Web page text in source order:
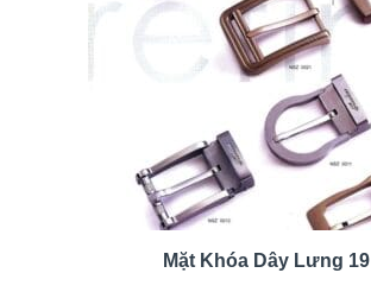
Mặt Khóa Dây Lưng 19